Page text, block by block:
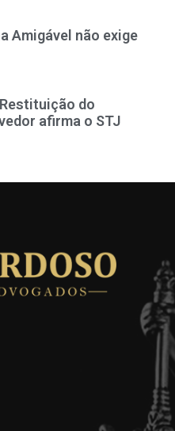
Amigável não exige
do
afirma o STJ